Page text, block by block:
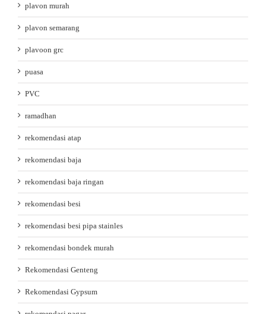
plavon murah
plavon semarang
plavoon grc
puasa
PVC
ramadhan
rekomendasi atap
rekomendasi baja
rekomendasi baja ringan
rekomendasi besi
rekomendasi besi pipa stainles
rekomendasi bondek murah
Rekomendasi Genteng
Rekomendasi Gypsum